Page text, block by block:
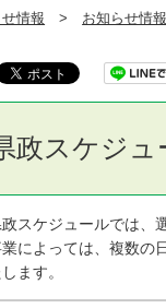
情報 > お知らせ情報
政スケジュ
ケジュールでは、選
よっては、複数の日
ます。